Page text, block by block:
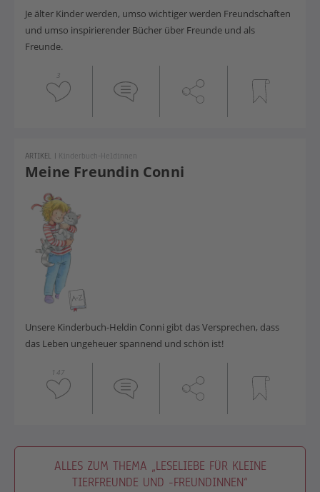
Je älter Kinder werden, umso wichtiger werden Freundschaften
und umso inspirierender Bücher über Freunde und als
Freunde.
3
Meine Freundin Conni
ARTIKEL | Kinderbuch-Heldinnen
Unsere Kinderbuch-Heldin Conni gibt das Versprechen, dass
das Leben ungeheuer spannend und schön ist!
147
ALLES ZUM THEMA „LESELIEBE FÜR KLEINE
TIERFREUNDE UND -FREUNDINNEN“